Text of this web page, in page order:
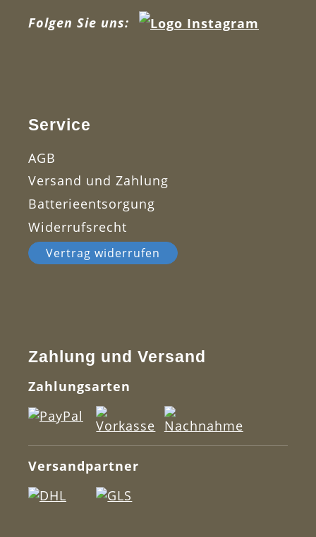
Folgen Sie uns:
Service
AGB
Versand und Zahlung
Batterieentsorgung
Widerrufsrecht
Vertrag widerrufen
Zahlung und Versand
Zahlungsarten
Versandpartner